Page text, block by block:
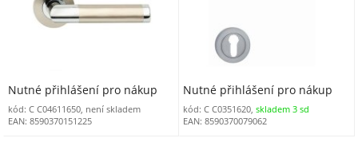
Nutné přihlášení pro nákup
kód: C C04611650, není skladem
EAN: 8590370151225
Nutné přihlášení pro nákup
kód: C C0351620,skladem 3 sd
EAN: 8590370079062